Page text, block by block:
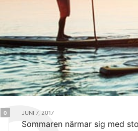
0 JUNI 7, 2017
Sommaren närmar sig med